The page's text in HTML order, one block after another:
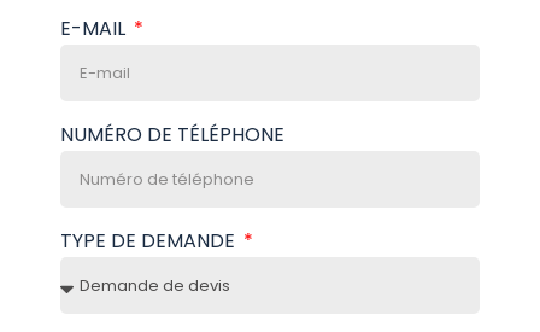
E-MAIL
NUMÉRO DE TÉLÉPHONE
TYPE DE DEMANDE